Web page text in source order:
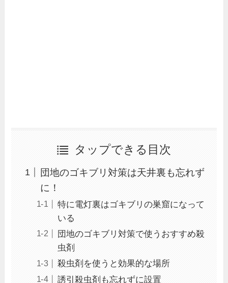
タップできる目次
団地のゴキブリ対策は天井裏も忘れず
に！
特に電灯裏はゴキブリの巣窟になって
いる
団地のゴキブリ対策で使うおすすめ殺
虫剤
殺虫剤を使うと効果的な場所
誘引殺虫剤も忘れずに設置